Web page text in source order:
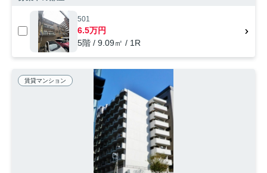
501
6.5万円
5階 / 9.09㎡ / 1R
賃貸マンション